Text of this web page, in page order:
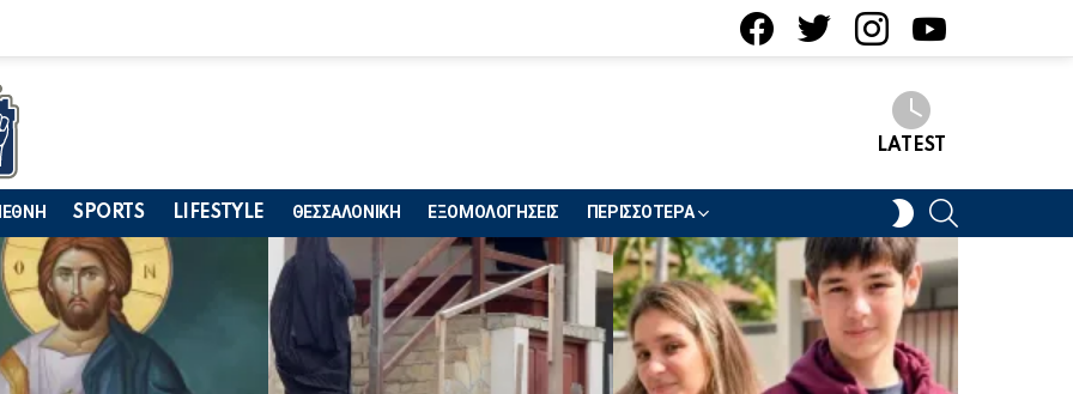
LATEST
SPORTS LIFESTYLE ΘΕΣΣΑΛΟΝΙΚΗ ΕΞΟΜΟΛΟΓΗΣΕΙΣ ΠΕΡΙΣΣΟΤΕΡΑ
SWITCH
SKIN